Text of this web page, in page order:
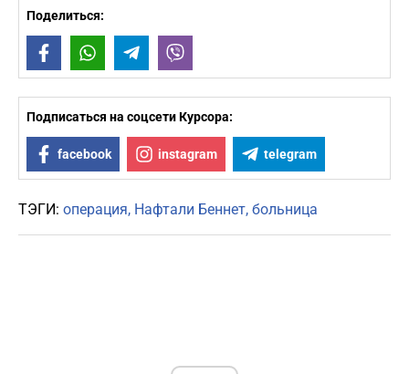
Поделиться:
FacebookWhatsAppTelegram
Подписаться на соцсети Курсора:
facebook instagram telegram
ТЭГИ: операция Нафтали Беннет больница